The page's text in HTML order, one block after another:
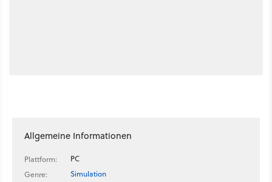
Allgemeine Informationen
Plattform:
PC
Genre:
Simulation